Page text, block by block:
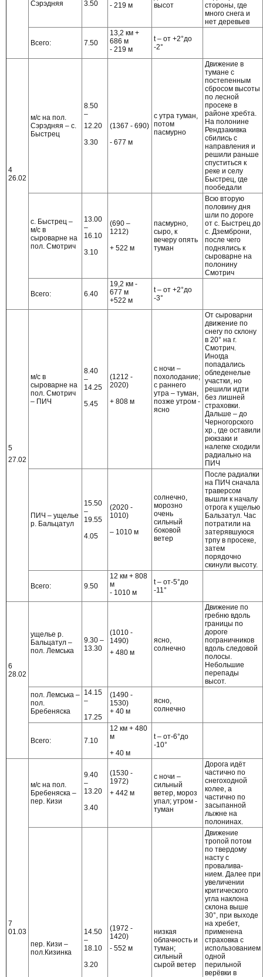
Сэрэдняя 3.50 - 219 м
высот
стороны, где
много снега и
нет деревьев
Всего: 7.50
13,2 км +
686 м
- 219 м
t – от +2°до
-2°
4
26.02
м/с на пол.
Сэрэдняя – с.
Быстрец
8.50
–
12.20
3.30
(1367 - 690)
- 677 м
с утра туман,
потом
пасмурно
Движение в
тумане с
постепенным
сбросом высоты
по лесной
просеке в
районе хребта.
На полонине
Рендзакивка
сбились с
направления и
решили раньше
спуститься к
реке и селу
Быстрец, где
пообедали
с. Быстрец –
м/с в
сыроварне на
пол. Смотрич
13.00
–
16.10
3.10
(690 –
1212)
+ 522 м
пасмурно,
сыро, к
вечеру опять
туман
Всю вторую
половину дня
шли по дороге
от с. Быстрец до
с. Дземброни,
после чего
поднялись к
сыроварне на
полонину
Смотрич
Всего: 6.40
19,2 км -
677 м
+522 м
t – от +2°до
-3°
5
27.02
м/с в
сыроварне на
пол. Смотрич
– ПИЧ
8.40
–
14.25
5.45
(1212 -
2020)
+ 808 м
с ночи –
похолодание;
с раннего
утра – туман,
позже утром -
ясно
От сыроварни
движение по
снегу по склону
в 20° на г.
Смотрич.
Иногда
попадались
обледенелые
участки, но
решили идти
без лишней
страховки.
Дальше – до
Черногорского
хр., где оставили
рюкзаки и
налегке сходили
радиально на
ПИЧ
ПИЧ – ущелье
р. Бальцатул
15.50
–
19.55
4.05
(2020 -
1010)
– 1010 м
солнечно,
морозно
очень
сильный
боковой
ветер
После радиалки
на ПИЧ сначала
траверсом
вышли к началу
отрога к ущелью
Бальзатул. Час
потратили на
затерявшуюся
трпу в просеке,
затем
порядочно
скинули высоту.
Всего: 9.50
12 км + 808
м
- 1010 м
t – от-5°до
-11°
6
28.02
ущелье р.
Бальцатул –
пол. Лемська
9.30 –
13.30
(1010 -
1490)
+ 480 м
ясно,
солнечно
Движение по
гребню вдоль
границы по
дороге
пограничников
вдоль следовой
полосы.
Небольшие
перепады
высот.
пол. Лемська –
пол.
Бребеняска
14.15
–
17.25
(1490 -
1530)
+ 40 м
ясно,
солнечно
Всего: 7.10
12 км + 480
м
+ 40 м
t – от-6°до
-10°
7
01.03
м/с на пол.
Бребеняска –
пер. Кизи
9.40
–
13.20
3.40
(1530 -
1972)
+ 442 м
с ночи –
сильный
ветер, мороз
упал; утром -
туман
Дорога идёт
частично по
снегоходной
колее, а
частично по
засыпанной
лыжне на
полонинах.
пер. Кизи –
пол.Кизинка
14.50
–
18.10
3.20
(1972 -
1420)
- 552 м
низкая
облачность и
туман;
сильный
сырой ветер
Движение
тропой потом
по твердому
насту с
провалива-
нием. Далее при
увеличении
критического
угла наклона
склона выше
30°, при выходе
на хребет,
применена
страховка с
использованием
одной
перильной
верёвки в